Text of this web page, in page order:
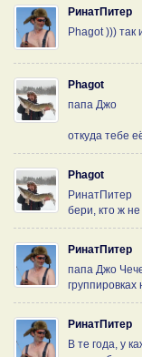
РинатПитер
Phagot ))) так
Phagot
папа Джо
откуда тебе
Phagot
РинатПитер
бери, кто ж
РинатПитер
папа Джо
группировках
РинатПитер
В те года, у